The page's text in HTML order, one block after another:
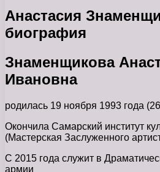
Анастасия
биография
Знаменщикова
Ивановна
родилась 19 ноября 1993 года
Окончила Самарский институт
(Мастерская Заслуженного
С 2015 года служит в
армии